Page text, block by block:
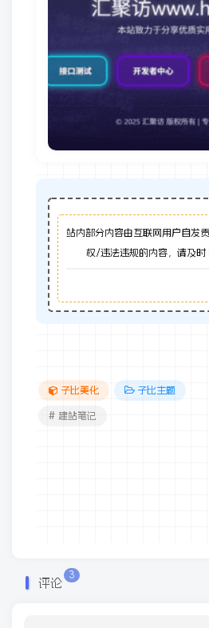
站内部分内容由互联网用户自发
权/违法违规的内容，请及时
子比美化 子比主题
# 建站笔记
评论
3